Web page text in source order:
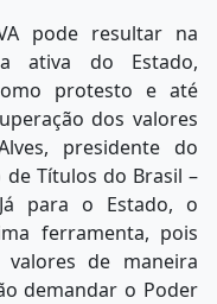
pode resultar na
ativa do Estado,
protesto e até
dos valores
presidente do
Títulos do Brasil –
para o Estado, o
ferramenta, pois
de maneira
demandar o Poder